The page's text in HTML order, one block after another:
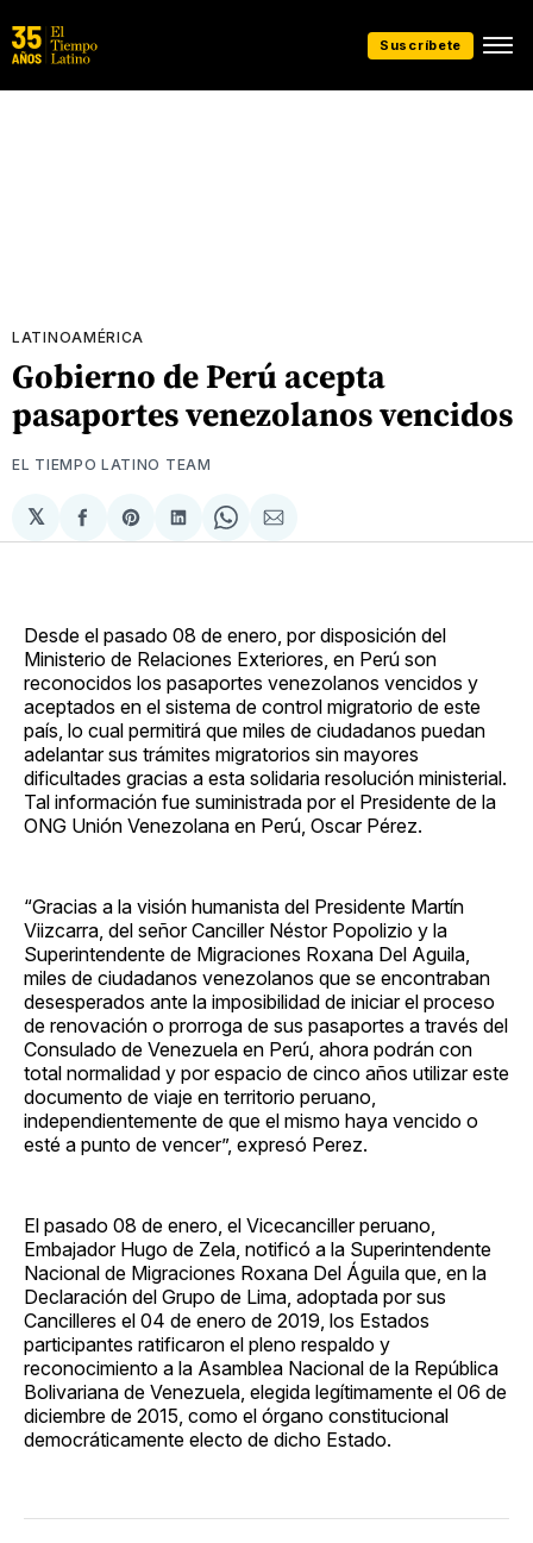
Suscríbete
LATINOAMÉRICA
Gobierno de Perú acepta
pasaportes venezolanos vencidos
EL TIEMPO LATINO TEAM
𝕏
Compartir
en
Share
on
Compartir
en
Share
on
Compartir
via
Desde el pasado 08 de enero, por disposición del
Ministerio de Relaciones Exteriores, en Perú son
reconocidos los pasaportes venezolanos vencidos y
aceptados en el sistema de control migratorio de este
país, lo cual permitirá que miles de ciudadanos puedan
adelantar sus trámites migratorios sin mayores
dificultades gracias a esta solidaria resolución ministerial.
Tal información fue suministrada por el Presidente de la
ONG Unión Venezolana en Perú, Oscar Pérez.
“Gracias a la visión humanista del Presidente Martín
Viizcarra, del señor Canciller Néstor Popolizio y la
Superintendente de Migraciones Roxana Del Aguila,
miles de ciudadanos venezolanos que se encontraban
desesperados ante la imposibilidad de iniciar el proceso
de renovación o prorroga de sus pasaportes a través del
Consulado de Venezuela en Perú, ahora podrán con
total normalidad y por espacio de cinco años utilizar este
documento de viaje en territorio peruano,
independientemente de que el mismo haya vencido o
esté a punto de vencer”, expresó Perez.
El pasado 08 de enero, el Vicecanciller peruano,
Embajador Hugo de Zela, notificó a la Superintendente
Nacional de Migraciones Roxana Del Águila que, en la
Declaración del Grupo de Lima, adoptada por sus
Cancilleres el 04 de enero de 2019, los Estados
participantes ratificaron el pleno respaldo y
reconocimiento a la Asamblea Nacional de la República
Bolivariana de Venezuela, elegida legítimamente el 06 de
diciembre de 2015, como el órgano constitucional
democráticamente electo de dicho Estado.